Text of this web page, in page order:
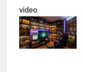
video
collectionneur